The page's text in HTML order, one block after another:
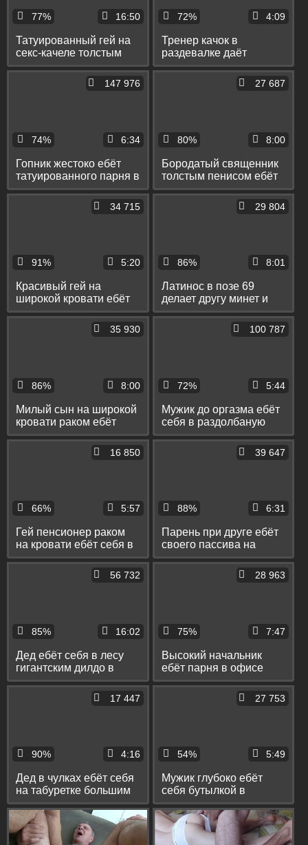
77% 16:50
Татуированный гей на
секс-качеле толстым
писюном ебёт коллегу в
72% 4:09
Тренер качок в
раздевалке даёт
симпатичному парню
на рот и ебёт его в
74%
147 976
6:34
Гопник жестоко ебёт
татуированного парня в
попу и при этом душит
80%
27 687
8:00
Бородатый священник
толстым пенисом ебёт
парня в классической
91%
34 715
5:20
Красивый гей на
широкой кровати ебёт
пассивного соседа в
86%
29 804
8:01
Латинос в позе 69
делает другу минет и
ануслинг и ебёт его в
крепкую задницу
86%
35 930
8:00
Милый сын на широкой
кровати раком ебёт
бородатого папу в тугой
72%
100 787
5:44
Мужик до оргазма ебёт
себя в раздолбаную
жопу пальцами и дилдо
и ест свою сперму
66%
16 850
5:57
Гей пенсионер раком
на кровати ебёт себя в
жопу дилдо и при этом
88%
39 647
6:31
Парень при друге ебёт
своего пассива на
кровати в пердак и
заливает его спермой
85%
56 732
16:02
Дед ебёт себя в лесу
гигантским дилдо в
анус и дрочит свой
75%
28 963
7:47
Высокий начальник
ебёт парня в офисе
раком и фистит его на
90%
17 447
4:16
Дед в чулках ебёт себя
на табуретке большим
дилдо и вставляет в зад
расширитель
54%
27 753
5:49
Мужик глубоко ебёт
себя бутылкой в
раздолбаное очко и
раздвигает его на
камеру